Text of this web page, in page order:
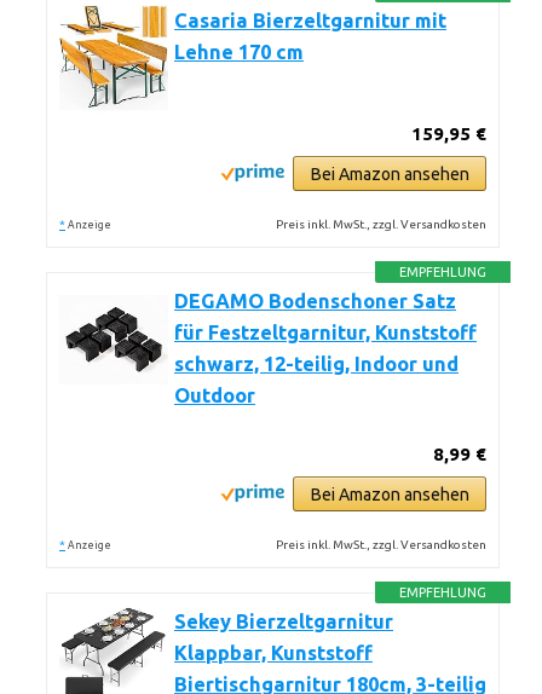
Casaria Bierzeltgarnitur mit
Lehne 170 cm
159,95 €
Bei Amazon ansehen
* Anzeige Preis inkl. MwSt., zzgl. Versandkosten
EMPFEHLUNG
DEGAMO Bodenschoner Satz
für Festzeltgarnitur, Kunststoff
schwarz, 12-teilig, Indoor und
Outdoor
8,99 €
Bei Amazon ansehen
* Anzeige Preis inkl. MwSt., zzgl. Versandkosten
EMPFEHLUNG
Sekey Bierzeltgarnitur
Klappbar, Kunststoff
Biertischgarnitur 180cm, 3-teilig